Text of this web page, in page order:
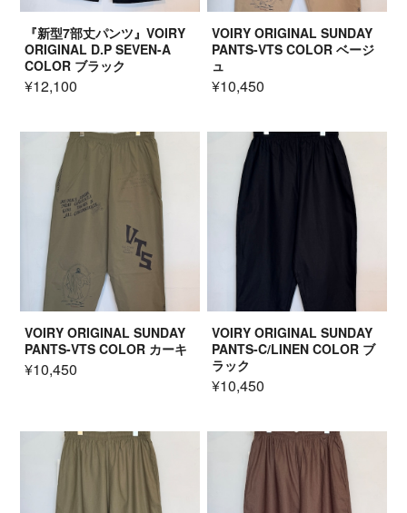
『新型7部丈パンツ』VOIRY
ORIGINAL D.P SEVEN-A
COLOR ブラック
¥12,100
VOIRY ORIGINAL SUNDAY
PANTS-VTS COLOR ベージ
ュ
¥10,450
VOIRY ORIGINAL SUNDAY
PANTS-VTS COLOR カーキ
¥10,450
VOIRY ORIGINAL SUNDAY
PANTS-C/LINEN COLOR ブ
ラック
¥10,450